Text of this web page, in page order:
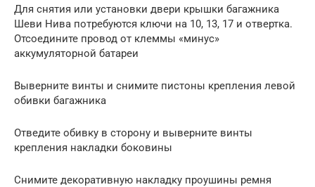
Для снятия или установки двери крышки багажника
Шеви Нива потребуются ключи на 10, 13, 17 и отвертка.
Отсоедините провод от клеммы «минус»
аккумуляторной батареи
Выверните винты и снимите пистоны крепления левой
обивки багажника
Отведите обивку в сторону и выверните винты
крепления накладки боковины
Снимите декоративную накладку проушины ремня